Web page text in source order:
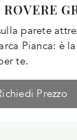
ROVERE
parete
Pianca: è
te.
Prezzo